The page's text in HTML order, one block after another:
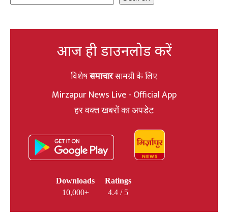
आज ही डाउनलोड करें
विशेषसमाचारसामग्री के लिए
Mirzapur News Live - Official App
हर वक्त खबरों का अपडेट
Downloads
10,000+
Ratings
4.4 / 5